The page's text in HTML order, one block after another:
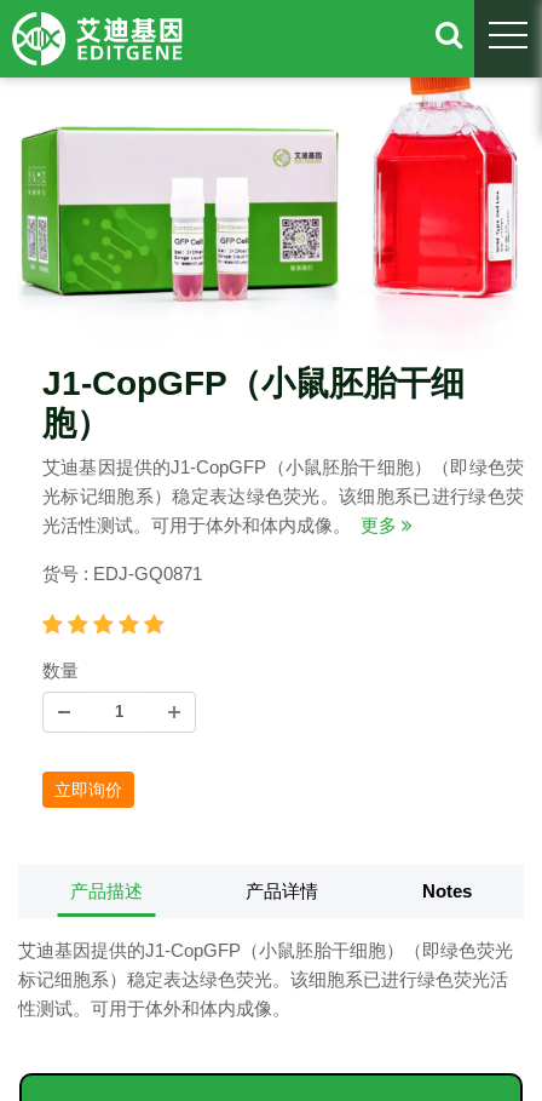
J1-CopGFP（小鼠胚胎干细
胞）
艾迪基因提供的J1-CopGFP（小鼠胚胎干细胞）（即绿色荧
光标记细胞系）稳定表达绿色荧光。该细胞系已进行绿色荧
光活性测试。可用于体外和体内成像。
更多
货号 : EDJ-GQ0871
数量
立即询价
产品描述 产品详情 Notes
艾迪基因提供的J1-CopGFP（小鼠胚胎干细胞）（即绿色荧光
标记细胞系）稳定表达绿色荧光。该细胞系已进行绿色荧光活
性测试。可用于体外和体内成像。